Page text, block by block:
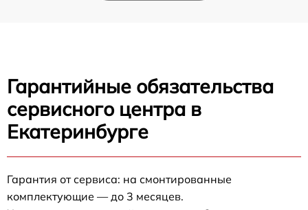
Гарантийные обязательства
сервисного центра в
Екатеринбурге
Гарантия от сервиса: на смонтированные
комплектующие — до 3 месяцев.